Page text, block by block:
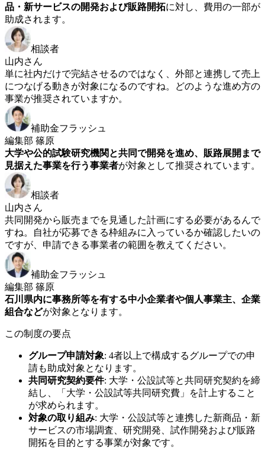
品・新サービスの開発および販路開拓に対し、費用の一部が
助成されます。
相談者
山内さん
単に社内だけで完結させるのではなく、外部と連携して売上
につなげる動きが対象になるのですね。どのような進め方の
事業が推奨されていますか。
補助金フラッシュ
編集部 篠原
大学や公的試験研究機関と共同で開発を進め、販路展開まで
見据えた事業を行う事業者が対象として推奨されています。
相談者
山内さん
共同開発から販売までを見通した計画にする必要があるんで
すね。自社が応募できる枠組みに入っているか確認したいの
ですが、申請できる事業者の範囲を教えてください。
補助金フラッシュ
編集部 篠原
石川県内に事務所等を有する中小企業者や個人事業主、企業
組合などが対象となります。
この制度の要点
グループ申請対象: 4者以上で構成するグループでの申
請も助成対象となります。
共同研究契約要件: 大学・公設試等と共同研究契約を締
結し、「大学・公設試等共同研究費」を計上すること
が求められます。
対象の取り組み: 大学・公設試等と連携した新商品・新
サービスの市場調査、研究開発、試作開発および販路
開拓を目的とする事業が対象です。